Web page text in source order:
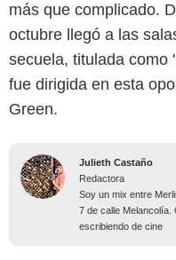
más que complicado.
octubre llegó a las
secuela, titulada como
fue dirigida en esta
Green.
Julieth Castaño
Redactora
Soy un mix entre
7 de calle
escribiendo de cine